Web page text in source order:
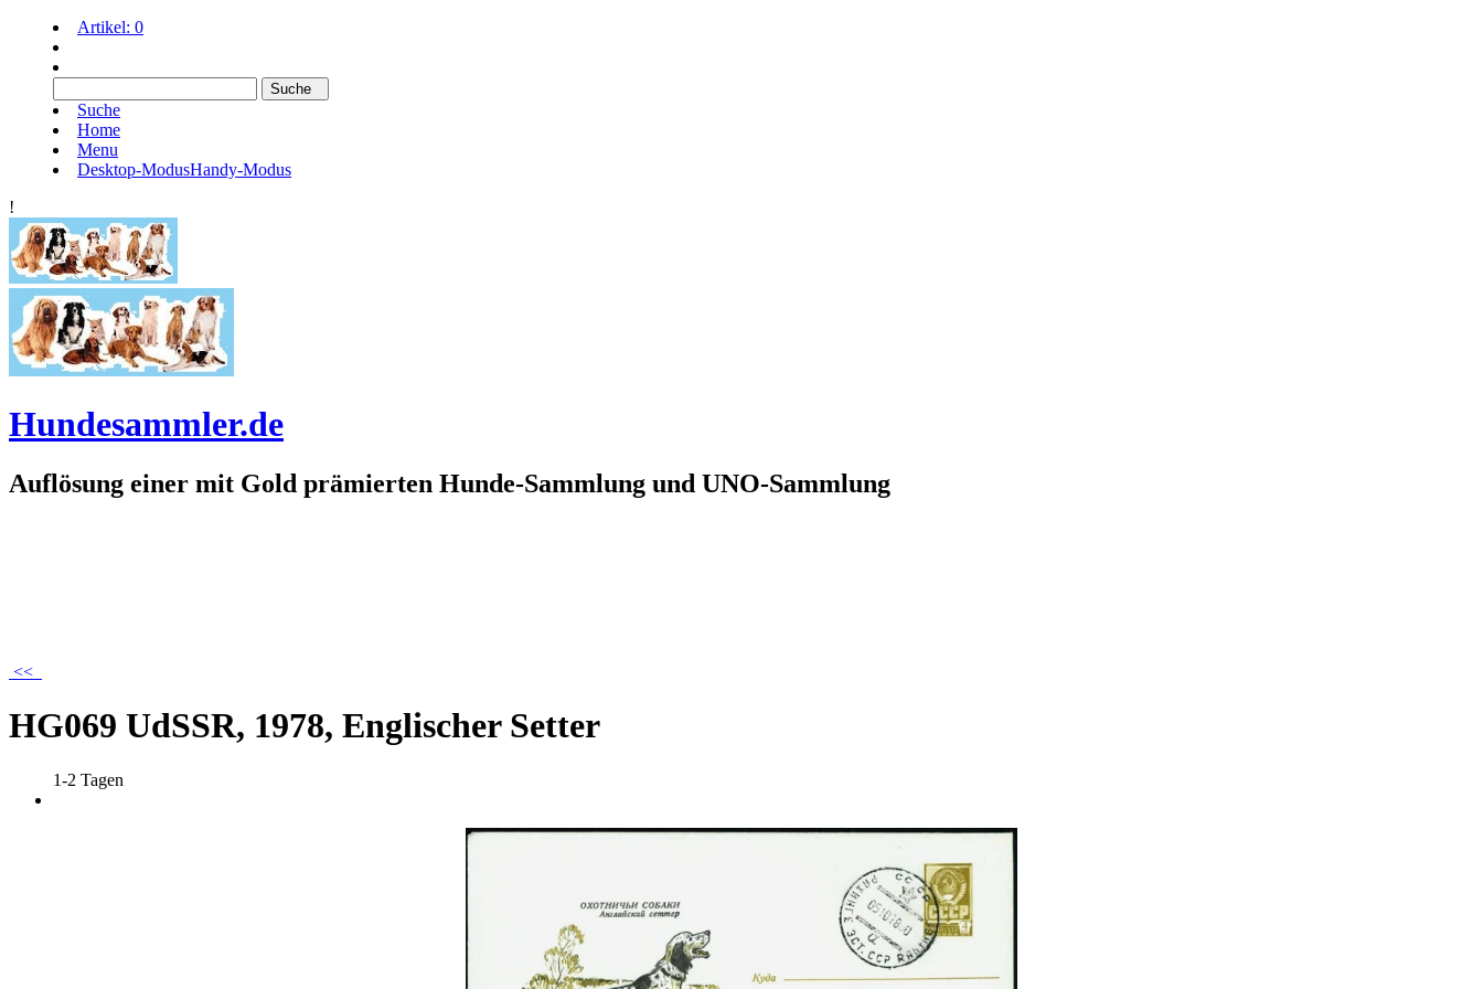
Artikel: 0
Suche
Home
Menu
Desktop-ModusHandy-Modus
!
Hundesammler.de
Auflösung einer mit Gold prämierten Hunde-Sammlung und UNO-Sammlung
<<
HG069 UdSSR, 1978, Englischer Setter
1-2 Tagen